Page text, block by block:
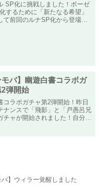
SP化に挑戦しました！ボーゼ
するために「新たなる希望」
て前回のルナSP化から登場し
モバ】幽遊白書コラボガ
弾開始
コラボガチャ第2弾開始！昨日
ナンスで「飛影」と「戸愚呂兄
チャが開始されました！自分は
バ】ウィラー覚醒しました